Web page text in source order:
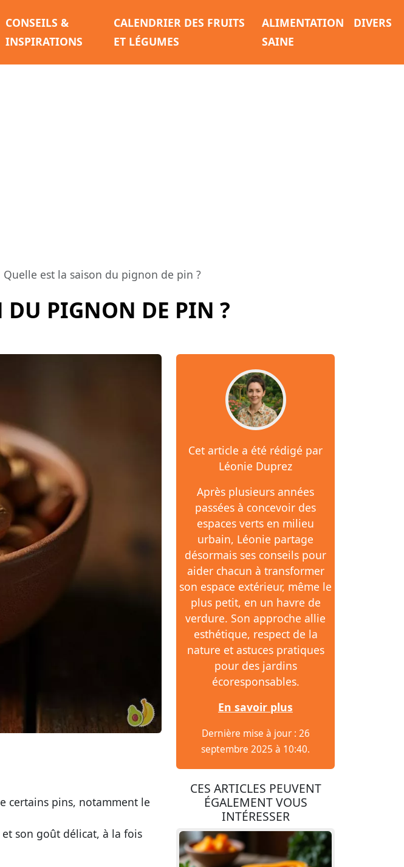
CONSEILS &
INSPIRATIONS
CALENDRIER DES FRUITS
ET LÉGUMES
ALIMENTATION
SAINE
DIVERS
Quelle est la saison du pignon de pin ?
DU PIGNON DE PIN ?
certains pins, notamment le
son goût délicat, à la fois
Cet article a été rédigé par
Léonie Duprez
Après plusieurs années
passées à concevoir des
espaces verts en milieu
urbain, Léonie partage
désormais ses conseils pour
aider chacun à transformer
son espace extérieur, même le
plus petit, en un havre de
verdure. Son approche allie
esthétique, respect de la
nature et astuces pratiques
pour des jardins
écoresponsables.
En savoir plus
Dernière mise à jour : 26
septembre 2025 à 10:40.
CES ARTICLES PEUVENT
ÉGALEMENT VOUS
INTÉRESSER